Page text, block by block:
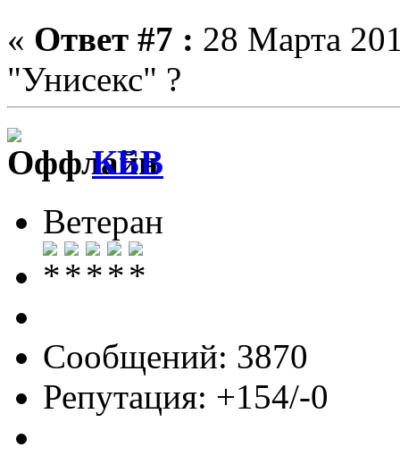
« Ответ #7 : 28 Марта
"Унисекс" ?
КБВ
Ветеран
Сообщений: 3870
Репутация: +154/-0